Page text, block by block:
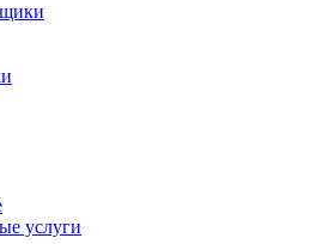
услуги